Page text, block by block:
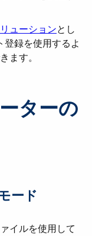
ューション​とし
録を使用するよ
ます。
ターの
ード
イルを使用して